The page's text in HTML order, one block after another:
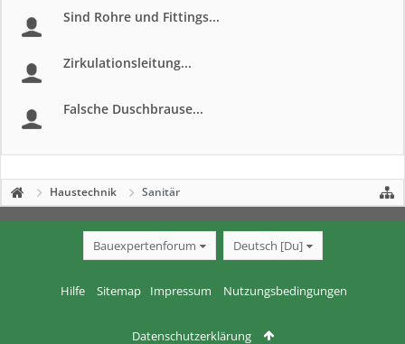
Sind Rohre und Fittings...
Zirkulationsleitung...
Falsche Duschbrause...
Haustechnik Sanitär
Bauexpertenforum Deutsch [Du]
Hilfe Sitemap Impressum Nutzungsbedingungen
Datenschutzerklärung